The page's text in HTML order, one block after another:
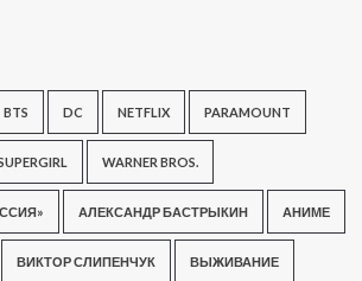
BTS DC NETFLIX PARAMOUNT
WARNER BROS.
АЛЕКСАНДР БАСТРЫКИН АНИМЕ
ВИКТОР СЛИПЕНЧУК ВЫЖИВАНИЕ